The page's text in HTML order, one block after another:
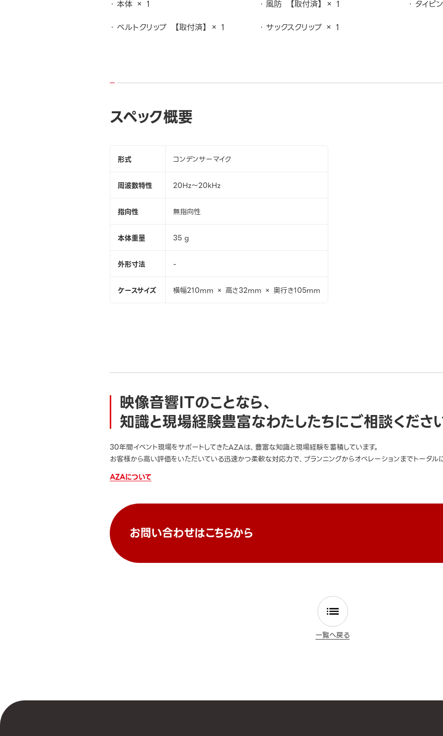
本体 × 1 風防 【取付済】 × 1
タイピ
ベルトクリップ 【取付済】 × 1
サックスクリップ × 1
スペック概要
形式 コンデンサーマイク
周波数特性 20Hz～20kHz
指向性 無指向性
本体重量 35 g
外形寸法 -
ケースサイズ 横幅210mm × 高さ32mm × 奥行き105mm
映像音響ITのことなら、
知識と現場経験豊富なわたしたちにご相談くださ
30年間イベント現場をサポートしてきたAZAは、豊富な知識と現場経験を蓄積しています。
お客様から高い評価をいただいている迅速かつ柔軟な対応力で、プランニングからオペレーションまでトータル
AZAについて
お問い合わせはこちらから
一覧へ戻る